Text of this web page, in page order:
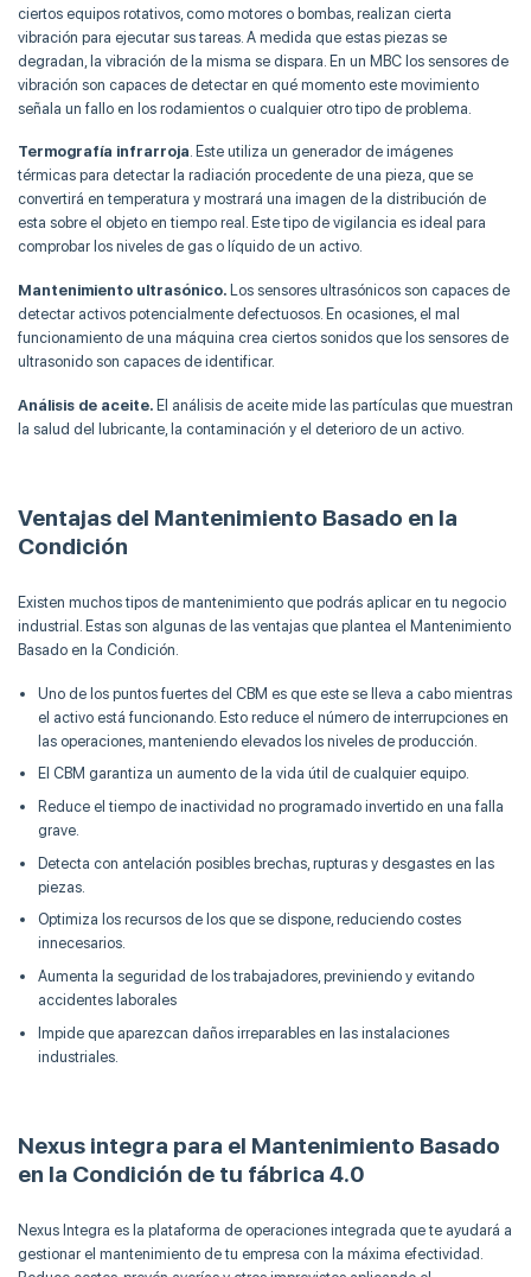
ciertos equipos rotativos, como motores o bombas, realizan cierta
vibración para ejecutar sus tareas. A medida que estas piezas se
degradan, la vibración de la misma se dispara. En un MBC los sensores de
vibración son capaces de detectar en qué momento este movimiento
señala un fallo en los rodamientos o cualquier otro tipo de problema.
Termografía infrarroja. Este utiliza un generador de imágenes
térmicas para detectar la radiación procedente de una pieza, que se
convertirá en temperatura y mostrará una imagen de la distribución de
esta sobre el objeto en tiempo real. Este tipo de vigilancia es ideal para
comprobar los niveles de gas o líquido de un activo.
Mantenimiento ultrasónico. Los sensores ultrasónicos son capaces de
detectar activos potencialmente defectuosos. En ocasiones, el mal
funcionamiento de una máquina crea ciertos sonidos que los sensores de
ultrasonido son capaces de identificar.
Análisis de aceite. El análisis de aceite mide las partículas que muestran
la salud del lubricante, la contaminación y el deterioro de un activo.
Ventajas del Mantenimiento Basado en la
Condición
Existen muchos tipos de mantenimiento que podrás aplicar en tu negocio
industrial. Estas son algunas de las ventajas que plantea el Mantenimiento
Basado en la Condición.
Uno de los puntos fuertes del CBM es que este se lleva a cabo mientras
el activo está funcionando. Esto reduce el número de interrupciones en
las operaciones, manteniendo elevados los niveles de producción.
El CBM garantiza un aumento de la vida útil de cualquier equipo.
Reduce el tiempo de inactividad no programado invertido en una falla
grave.
Detecta con antelación posibles brechas, rupturas y desgastes en las
piezas.
Optimiza los recursos de los que se dispone, reduciendo costes
innecesarios.
Aumenta la seguridad de los trabajadores, previniendo y evitando
accidentes laborales
Impide que aparezcan daños irreparables en las instalaciones
industriales.
Nexus integra para el Mantenimiento Basado
en la Condición de tu fábrica 4.0
Nexus Integra es la plataforma de operaciones integrada que te ayudará a
gestionar el mantenimiento de tu empresa con la máxima efectividad.